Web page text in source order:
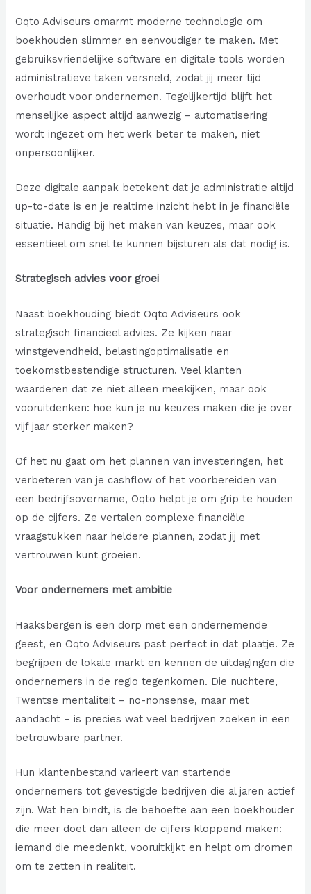
Oqto Adviseurs omarmt moderne technologie om
boekhouden slimmer en eenvoudiger te maken. Met
gebruiksvriendelijke software en digitale tools worden
administratieve taken versneld, zodat jij meer tijd
overhoudt voor ondernemen. Tegelijkertijd blijft het
menselijke aspect altijd aanwezig – automatisering
wordt ingezet om het werk beter te maken, niet
onpersoonlijker.
Deze digitale aanpak betekent dat je administratie altijd
up-to-date is en je realtime inzicht hebt in je financiële
situatie. Handig bij het maken van keuzes, maar ook
essentieel om snel te kunnen bijsturen als dat nodig is.
Strategisch advies voor groei
Naast boekhouding biedt Oqto Adviseurs ook
strategisch financieel advies. Ze kijken naar
winstgevendheid, belastingoptimalisatie en
toekomstbestendige structuren. Veel klanten
waarderen dat ze niet alleen meekijken, maar ook
vooruitdenken: hoe kun je nu keuzes maken die je over
vijf jaar sterker maken?
Of het nu gaat om het plannen van investeringen, het
verbeteren van je cashflow of het voorbereiden van
een bedrijfsovername, Oqto helpt je om grip te houden
op de cijfers. Ze vertalen complexe financiële
vraagstukken naar heldere plannen, zodat jij met
vertrouwen kunt groeien.
Voor ondernemers met ambitie
Haaksbergen is een dorp met een ondernemende
geest, en Oqto Adviseurs past perfect in dat plaatje. Ze
begrijpen de lokale markt en kennen de uitdagingen die
ondernemers in de regio tegenkomen. Die nuchtere,
Twentse mentaliteit – no-nonsense, maar met
aandacht – is precies wat veel bedrijven zoeken in een
betrouwbare partner.
Hun klantenbestand varieert van startende
ondernemers tot gevestigde bedrijven die al jaren actief
zijn. Wat hen bindt, is de behoefte aan een boekhouder
die meer doet dan alleen de cijfers kloppend maken:
iemand die meedenkt, vooruitkijkt en helpt om dromen
om te zetten in realiteit.